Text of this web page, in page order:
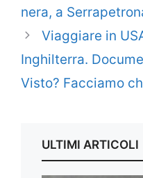
nera, a
Viaggiare in
Inghilterra.
Visto? Facciamo
ULTIMI ARTICOLI